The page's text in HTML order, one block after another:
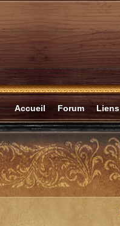
Accueil Forum Liens